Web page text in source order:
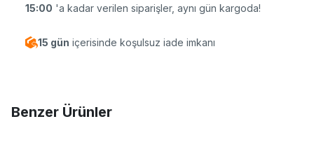
15:00 'a kadar verilen siparişler, aynı gün kargoda!
15 gün içerisinde koşulsuz iade imkanı
Benzer Ürünler